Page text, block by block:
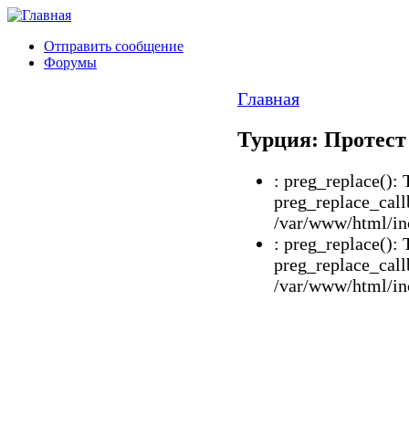
Отправить сообщение
Форумы
Главная
Турция:
: preg_replace():
/var/www/html/
: preg_replace():
/var/www/html/